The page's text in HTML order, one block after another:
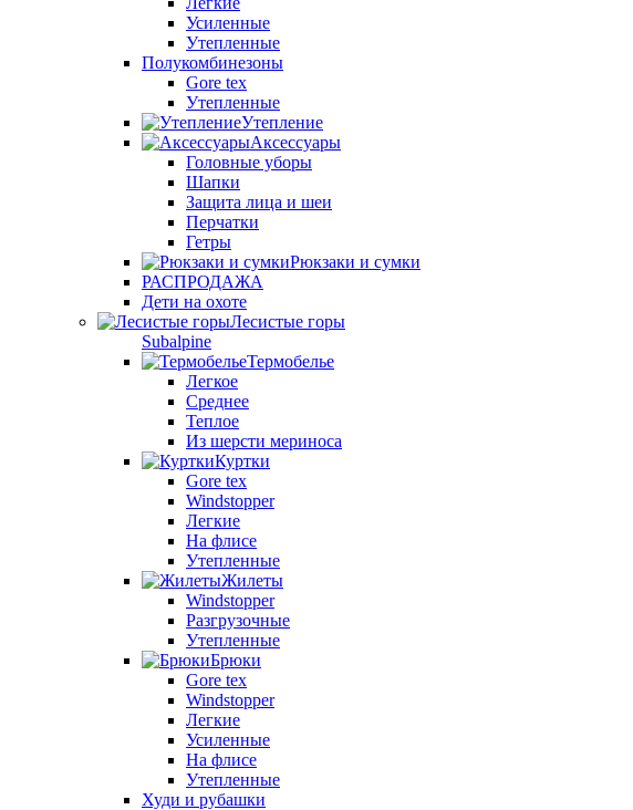
Усиленные
Утепленные
Полукомбинезоны
Gore tex
Утепленные
Утепление
Аксессуары
Головные уборы
Шапки
Защита лица и шеи
Перчатки
Гетры
Рюкзаки и сумки
РАСПРОДАЖА
Дети на охоте
Лесистые горы
Subalpine
Термобелье
Легкое
Среднее
Теплое
Из шерсти мериноса
Куртки
Gore tex
Windstopper
Легкие
На флисе
Утепленные
Жилеты
Windstopper
Разгрузочные
Утепленные
Брюки
Gore tex
Windstopper
Легкие
Усиленные
На флисе
Утепленные
Худи и рубашки